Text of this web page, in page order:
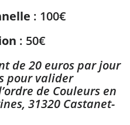
: 100€
: 50€
de 20 euros par jour
pour valider
de Couleurs en
31320 Castanet-